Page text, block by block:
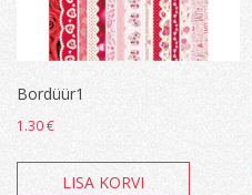
Bordüür1
1.30€
LISA KORVI